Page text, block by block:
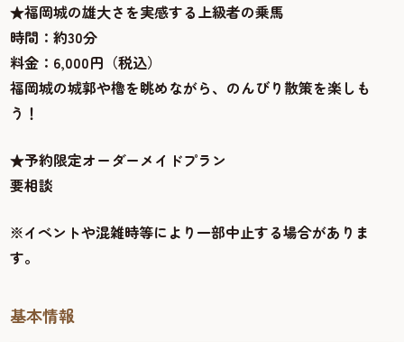
★福岡城の雄大さを実感する上級者の乗馬
時間：約30分
料金：6,000円（税込）
福岡城の城郭や櫓を眺めながら、のんびり散策を楽しも
う！
★予約限定オーダーメイドプラン
要相談
※イベントや混雑時等により一部中止する場合がありま
す。
基本情報